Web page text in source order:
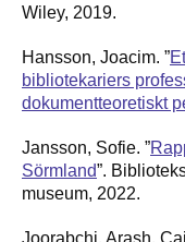
Wiley, 2019.
Hansson, Joacim. ”
bibliotekariers
dokumentteoretiskt
Jansson, Sofie. ”
Sörmland”.
museum, 2022.
Joorabchi, Arash,